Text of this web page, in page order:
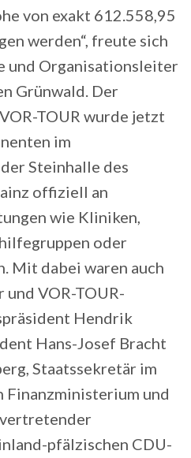
von exakt 612.558,95
werden“, freute sich
und Organisationsleiter
Grünwald. Der
TOUR wurde jetzt
im
Steinhalle des
offiziell an
wie Kliniken,
oder
Mit dabei waren auch
VOR-TOUR-
Hendrik
Hans-Josef Bracht
Staatssekretär im
und
pfälzischen CDU-